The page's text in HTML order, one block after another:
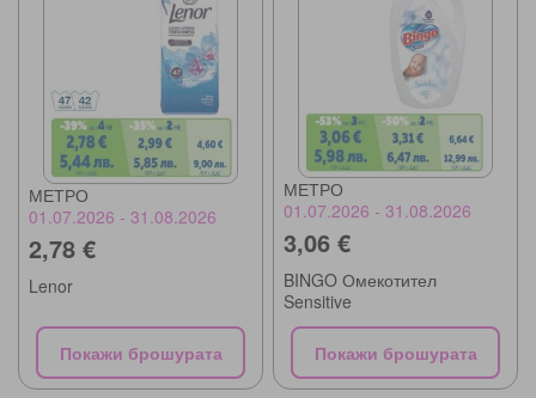
МЕТРО
01.07.2026 - 31.08.2026
2,78 €
Lenor
Покажи брошурата
МЕТРО
01.07.2026 - 31.08.2026
3,06 €
BINGO Омекотител
Sensitive
Покажи брошурата